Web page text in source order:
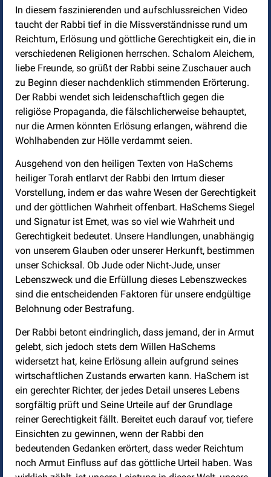
In diesem faszinierenden und aufschlussreichen Video
taucht der Rabbi tief in die Missverständnisse rund um
Reichtum, Erlösung und göttliche Gerechtigkeit ein, die in
verschiedenen Religionen herrschen. Schalom Aleichem,
liebe Freunde, so grüßt der Rabbi seine Zuschauer auch
zu Beginn dieser nachdenklich stimmenden Erörterung.
Der Rabbi wendet sich leidenschaftlich gegen die
religiöse Propaganda, die fälschlicherweise behauptet,
nur die Armen könnten Erlösung erlangen, während die
Wohlhabenden zur Hölle verdammt seien.
Ausgehend von den heiligen Texten von HaSchems
heiliger Torah entlarvt der Rabbi den Irrtum dieser
Vorstellung, indem er das wahre Wesen der Gerechtigkeit
und der göttlichen Wahrheit offenbart. HaSchems Siegel
und Signatur ist Emet, was so viel wie Wahrheit und
Gerechtigkeit bedeutet. Unsere Handlungen, unabhängig
von unserem Glauben oder unserer Herkunft, bestimmen
unser Schicksal. Ob Jude oder Nicht-Jude, unser
Lebenszweck und die Erfüllung dieses Lebenszweckes
sind die entscheidenden Faktoren für unsere endgültige
Belohnung oder Bestrafung.
Der Rabbi betont eindringlich, dass jemand, der in Armut
gelebt, sich jedoch stets dem Willen HaSchems
widersetzt hat, keine Erlösung allein aufgrund seines
wirtschaftlichen Zustands erwarten kann. HaSchem ist
ein gerechter Richter, der jedes Detail unseres Lebens
sorgfältig prüft und Seine Urteile auf der Grundlage
reiner Gerechtigkeit fällt. Bereitet euch darauf vor, tiefere
Einsichten zu gewinnen, wenn der Rabbi den
bedeutenden Gedanken erörtert, dass weder Reichtum
noch Armut Einfluss auf das göttliche Urteil haben. Was